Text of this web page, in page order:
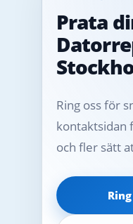
Prata
Ring oss för
kontaktsidan
och fler sätt